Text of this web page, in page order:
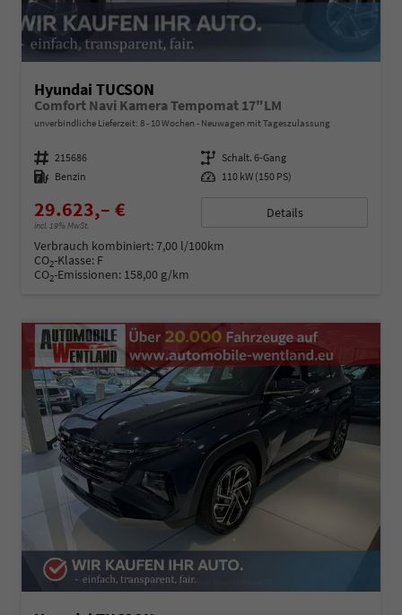
Hyundai TUCSON
Comfort Navi Kamera Tempomat 17"LM
unverbindliche Lieferzeit: 8 - 10 Wochen Neuwagen mit Tageszulassung
Fahrzeugnummer 215686 Getriebe Schalt. 6-Gang
Kraftstoff Benzin Leistung 110 kW (150 PS)
29.623,– €
incl. 19% MwSt.
Details
Verbrauch kombiniert:7,00 l/100km
CO2-Klasse: F
CO2-Emissionen: 158,00 g/km